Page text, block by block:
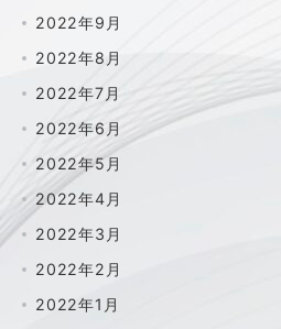
2022年9月
2022年8月
2022年7月
2022年6月
2022年5月
2022年4月
2022年3月
2022年2月
2022年1月